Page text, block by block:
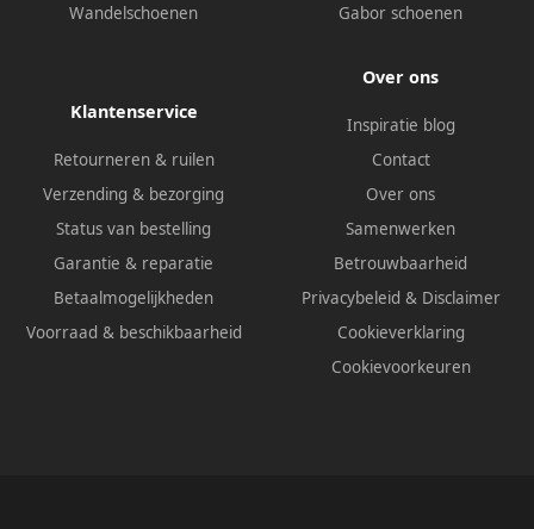
Wandelschoenen
Gabor schoenen
Klantenservice
Retourneren & ruilen
Verzending & bezorging
Status van bestelling
Garantie & reparatie
Betaalmogelijkheden
Voorraad & beschikbaarheid
Over ons
Inspiratie blog
Contact
Over ons
Samenwerken
Betrouwbaarheid
Privacybeleid & Disclaimer
Cookieverklaring
Cookievoorkeuren